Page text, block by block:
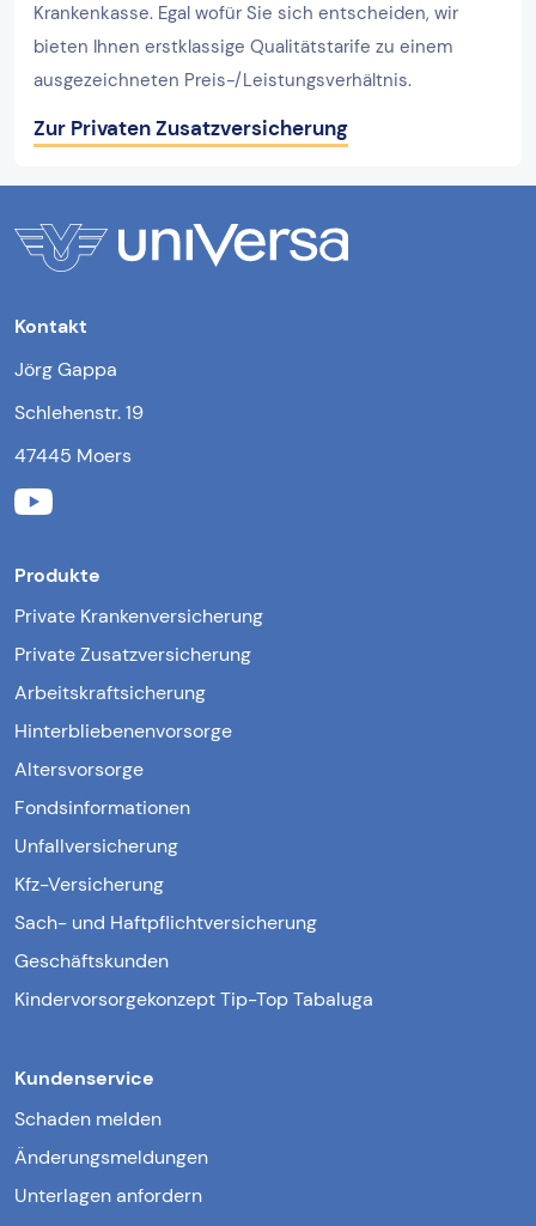
Krankenkasse. Egal wofür Sie sich entscheiden, wir
bieten Ihnen erstklassige Qualitätstarife zu einem
ausgezeichneten Preis-/Leistungsverhältnis.
Zur Privaten Zusatzversicherung
Kontakt
Jörg Gappa
Schlehenstr. 19
47445 Moers
Produkte
Private Krankenversicherung
Private Zusatzversicherung
Arbeitskraftsicherung
Hinterbliebenenvorsorge
Altersvorsorge
Fondsinformationen
Unfallversicherung
Kfz-Versicherung
Sach- und Haftpflichtversicherung
Geschäftskunden
Kindervorsorgekonzept Tip-Top Tabaluga
Kundenservice
Schaden melden
Änderungsmeldungen
Unterlagen anfordern